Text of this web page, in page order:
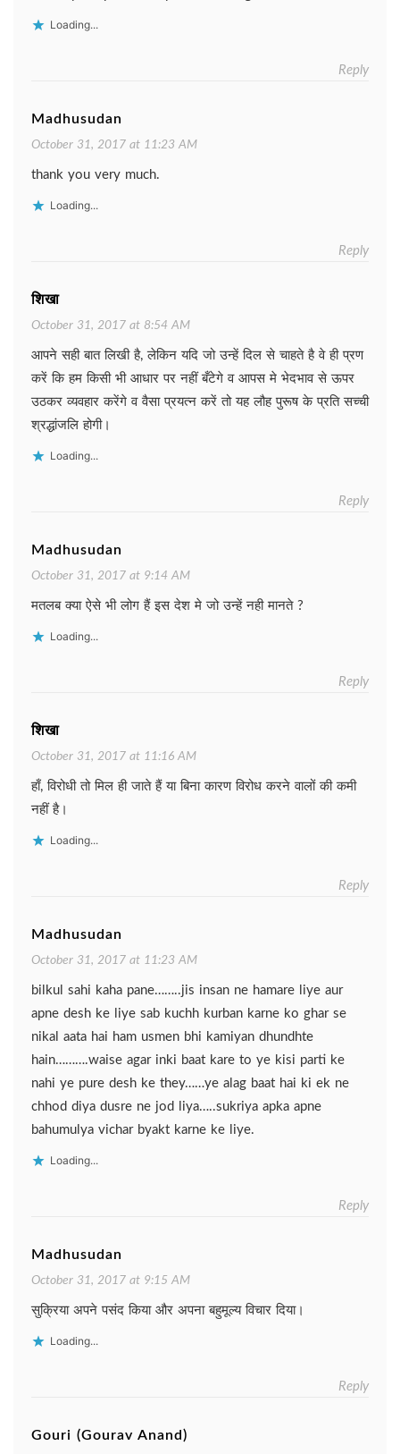
Loading...
Reply
Madhusudan
October 31, 2017 at 11:23 AM
thank you very much.
Loading...
Reply
शिखा
October 31, 2017 at 8:54 AM
आपने सही बात लिखी है, लेकिन यदि जो उन्हें दिल से चाहते है वे ही प्रण
करें कि हम किसी भी आधार पर नहीं बँटेगे व आपस मे भेदभाव से ऊपर
उठकर व्यवहार करेंगे व वैसा प्रयत्न करें तो यह लौह पुरूष के प्रति सच्ची
श्रद्धांजलि होगी।
Loading...
Reply
Madhusudan
October 31, 2017 at 9:14 AM
मतलब क्या ऐसे भी लोग हैं इस देश मे जो उन्हें नही मानते ?
Loading...
Reply
शिखा
October 31, 2017 at 11:16 AM
हाँ, विरोधी तो मिल ही जाते हैं या बिना कारण विरोध करने वालों की कमी
नहीं है।
Loading...
Reply
Madhusudan
October 31, 2017 at 11:23 AM
bilkul sahi kaha pane……..jis insan ne hamare liye aur
apne desh ke liye sab kuchh kurban karne ko ghar se
nikal aata hai ham usmen bhi kamiyan dhundhte
hain……….waise agar inki baat kare to ye kisi parti ke
nahi ye pure desh ke they……ye alag baat hai ki ek ne
chhod diya dusre ne jod liya…..sukriya apka apne
bahumulya vichar byakt karne ke liye.
Loading...
Reply
Madhusudan
October 31, 2017 at 9:15 AM
सुक्रिया अपने पसंद किया और अपना बहुमूल्य विचार दिया।
Loading...
Reply
Gouri (Gourav Anand)